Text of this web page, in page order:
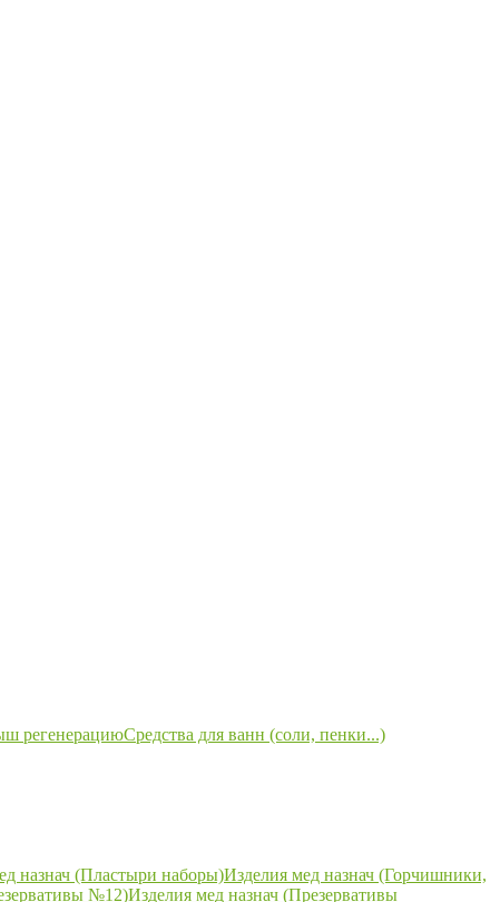
регенерациюСредства для ванн (соли, пенки...)
назнач (Пластыри наборы)Изделия мед назнач (Горчишники,
№12)Изделия мед назнач (Презервативы